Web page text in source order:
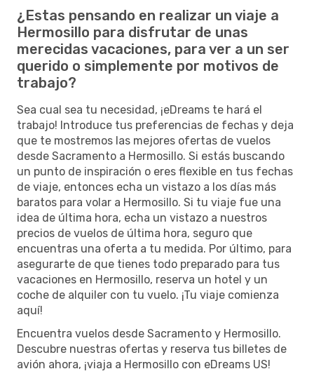
¿Estas pensando en realizar un viaje a
Hermosillo para disfrutar de unas
merecidas vacaciones, para ver a un ser
querido o simplemente por motivos de
trabajo?
Sea cual sea tu necesidad, ¡eDreams te hará el
trabajo! Introduce tus preferencias de fechas y deja
que te mostremos las mejores ofertas de vuelos
desde Sacramento a Hermosillo. Si estás buscando
un punto de inspiración o eres flexible en tus fechas
de viaje, entonces echa un vistazo a los días más
baratos para volar a Hermosillo. Si tu viaje fue una
idea de última hora, echa un vistazo a nuestros
precios de vuelos de última hora, seguro que
encuentras una oferta a tu medida. Por último, para
asegurarte de que tienes todo preparado para tus
vacaciones en Hermosillo, reserva un hotel y un
coche de alquiler con tu vuelo. ¡Tu viaje comienza
aquí!
Encuentra vuelos desde Sacramento y Hermosillo.
Descubre nuestras ofertas y reserva tus billetes de
avión ahora, ¡viaja a Hermosillo con eDreams US!